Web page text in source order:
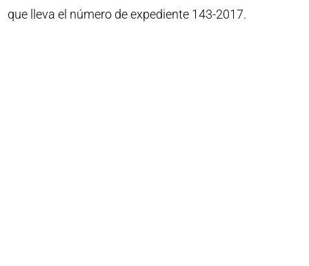
que lleva el número de expediente 143-2017.